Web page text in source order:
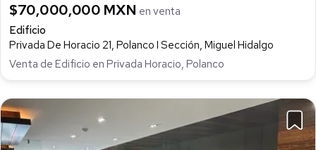
$70,000,000 MXN en venta
Edificio
Privada De Horacio 21, Polanco I Sección, Miguel Hidalgo
Venta de Edificio en Privada Horacio, Polanco